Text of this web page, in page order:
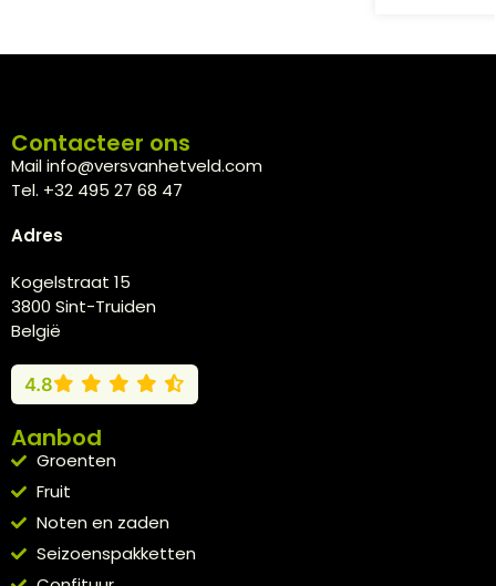
Contacteer ons
Mail info@versvanhetveld.com
Tel. +32 495 27 68 47
Adres
Kogelstraat 15
3800 Sint-Truiden
België
4.8
Aanbod
Groenten
Fruit
Noten en zaden
Seizoenspakketten